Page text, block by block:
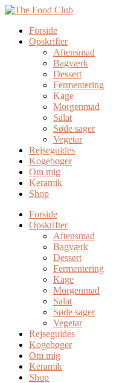
Forside
Opskrifter
Aftensmad
Bagværk
Dessert
Fermentering
Kage
Morgenmad
Salat
Søde sager
Vegetar
Rejseguides
Kogebøger
Om mig
Keramik
Shop
Forside
Opskrifter
Aftensmad
Bagværk
Dessert
Fermentering
Kage
Morgenmad
Salat
Søde sager
Vegetar
Rejseguides
Kogebøger
Om mig
Keramik
Shop